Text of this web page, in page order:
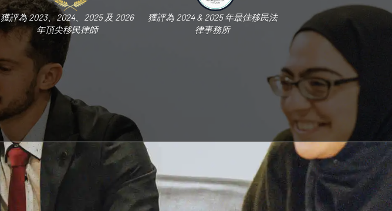
獲評為 2023、2024、2025 及 2026
年頂尖移民律師
獲評為 2024 & 2025 年最佳移民法
律事務所